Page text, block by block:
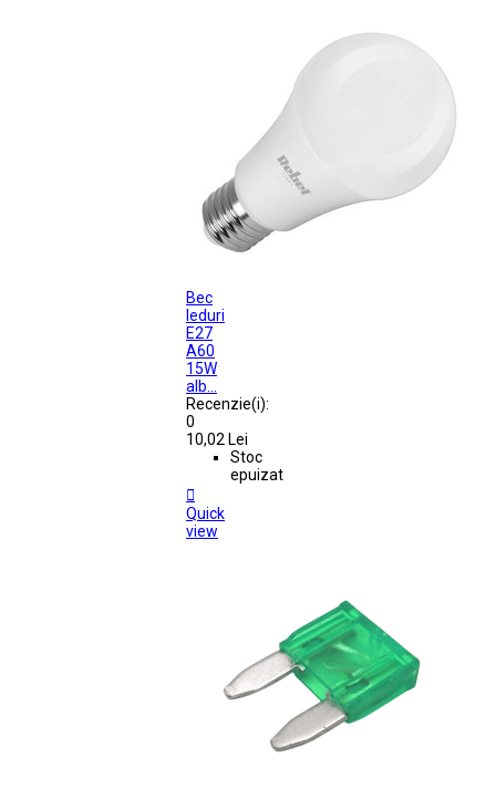
Bec
leduri
E27
A60
15W
alb...
Recenzie(i):
0
10,02 Lei
Stoc
epuizat

Quick
view